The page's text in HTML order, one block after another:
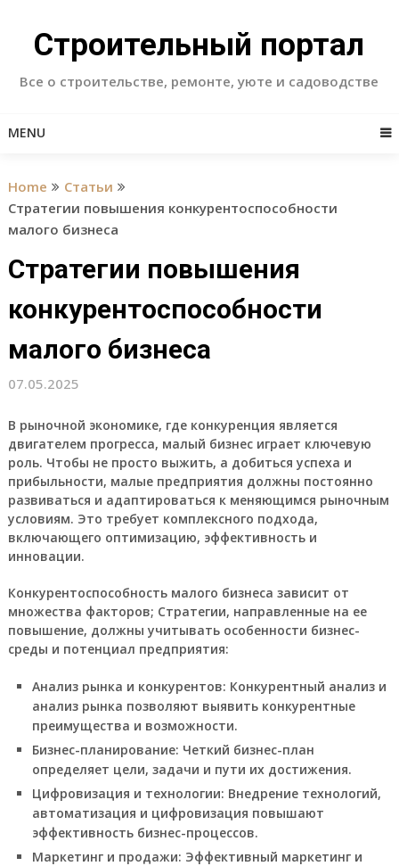
contentСтроительный портал
Все о строительстве, ремонте, уюте и садоводстве
MENU
Home
Статьи
Стратегии повышения конкурентоспособности
малого бизнеса
Стратегии повышения
конкурентоспособности
малого бизнеса
07.05.2025
В рыночной экономике, где конкуренция является
двигателем прогресса, малый бизнесиграет ключевую
роль. Чтобы не просто выжить, а добиться успеха и
прибыльности, малые предприятия должны постоянно
развиваться и адаптироваться к меняющимся рыночным
условиям. Это требует комплексного подхода,
включающего оптимизацию, эффективностьи
инновации.
Конкурентоспособностьмалого бизнеса зависит от
множества факторов; Стратегии, направленные на ее
повышение, должны учитывать особенности бизнес-
среды и потенциал предприятия:
Анализ рынка и конкурентов: Конкурентный анализи
анализ рынка позволяют выявить конкурентные
преимущества и возможности.
Бизнес-планирование: Четкий бизнес-план
определяет цели, задачи и пути их достижения.
Цифровизация и технологии: Внедрение технологий,
автоматизация и цифровизация повышают
эффективностьбизнес-процессов.
Маркетинг и продажи: Эффективный маркетинги